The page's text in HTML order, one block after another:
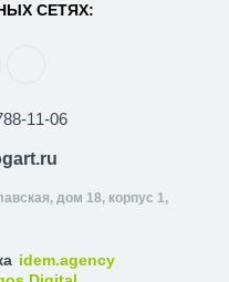
СЕТЯХ:
11-06
дом 18, корпус 1,
idem.agency